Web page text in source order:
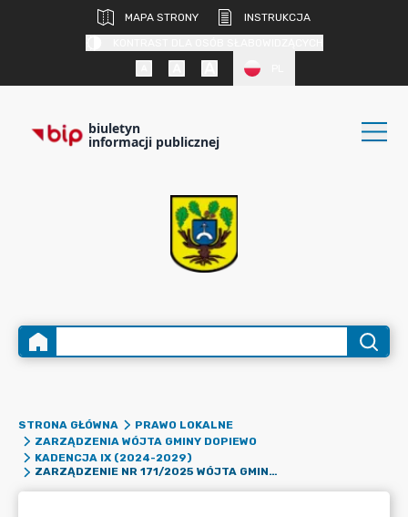
MAPA STRONY
INSTRUKCJA
biuletyn
informacji publicznej
STRONA GŁÓWNA
PRAWO LOKALNE
ZARZĄDZENIA WÓJTA GMINY DOPIEWO
KADENCJA IX (2024-2029)
ZARZĄDZENIE NR 171/2025 WÓJTA GMINY DOPIEWO Z DNIA 23 KWIETNIA 2025 R. W SPRAWIE: USTALENIA DODATKOWEGO DNIA WOLNEGO OD PRACY DLA PRACOWNIKÓW URZĘDU GMINY DOPIEWO